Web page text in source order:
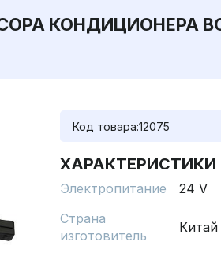
КОНДИЦИОНЕРА
Код товара:12075
ХАРАКТЕРИСТИКИ
Электропитание
24 V
Страна
изготовитель
Китай